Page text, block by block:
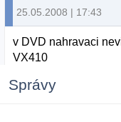
25.05.2008 | 17:43
v DVD nahravaci
VX410
Správy